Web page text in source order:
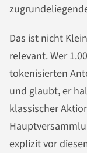
Das ist nicht
relevant. Wer
tokenisierten
und glaubt, er
klassischer
explizit vor